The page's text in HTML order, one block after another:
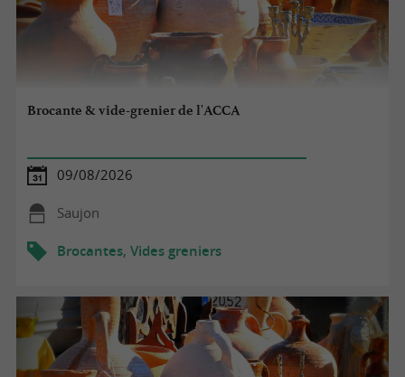
Brocante & vide-grenier de l'ACCA
09/08/2026
Saujon
Brocantes, Vides greniers